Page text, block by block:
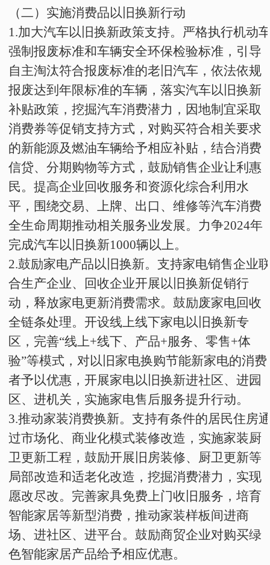
（二）实施消费品以旧换新行动
1.加大汽车以旧换新政策支持。严格执行机动
强制报废标准和车辆安全环保检验标准，引导
自主淘汰符合报废标准的老旧汽车，依法依规
报废达到年限标准的车辆，落实汽车以旧换新
补贴政策，挖掘汽车消费潜力，因地制宜采取
消费券等促销支持方式，对购买符合相关要求
的新能源及燃油车辆给予相应补贴，结合消费
信贷、分期购物等方式，鼓励销售企业让利惠
民。提高企业回收服务和资源化综合利用水
平，围绕交易、上牌、出口、维修等汽车消费
全生命周期推动相关服务业发展。力争2024年
完成汽车以旧换新1000辆以上。
2.鼓励家电产品以旧换新。支持家电销售企业
合生产企业、回收企业开展以旧换新促销行
动，释放家电更新消费需求。鼓励废家电回收
全链条处理。开设线上线下家电以旧换新专
区，完善“线上+线下、产品+服务、零售+体
验”等模式，对以旧家电换购节能新家电的消费
者予以优惠，开展家电以旧换新进社区、进园
区、进机关，实施家电售后服务提升行动。
3.推动家装消费换新。支持有条件的居民住房
过市场化、商业化模式装修改造，实施家装厨
卫更新工程，鼓励开展旧房装修、厨卫更新等
局部改造和适老化改造，挖掘消费潜力，实现
愿改尽改。完善家具免费上门收旧服务，培育
智能家居等新型消费，推动家装样板间进商
场、进社区、进平台。鼓励商贸企业对购买绿
色智能家居产品给予相应优惠。